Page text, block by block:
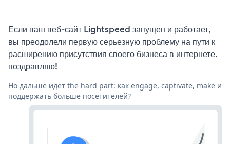
Если ваш веб-сайт Lightspeed запущен и работает,
вы преодолели первую серьезную проблему на пути к
расширению присутствия своего бизнеса в интернете.
поздравляю!
Но дальше идет the hard part: как engage, captivate, make и
поддержать больше посетителей?